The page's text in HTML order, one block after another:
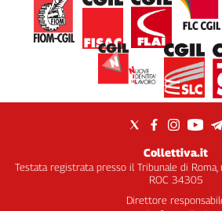
Collettiva.it
Testata registrata presso il Tribunale di
ROC 34305
Direttore